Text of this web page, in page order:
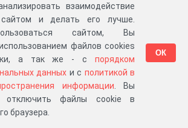
БЕЛОПЕСОЦКОЙ ВОЛ.
СЕРПУХОВСКОГО
УЕЗДА УСТИНОВЫМ
ФИЛИППУ
КИРИЛЛОВИЧУ И
ПРАСКОВЬЕ
АНДРЕЕВНЕ ЗА
взаимодействие
и делать его лучше.
сайтом, Вы
файлов cookies
а так же - с порядком
данных и с политикой в
информации . Вы
отключить файлы cookie в
браузера.
ОК